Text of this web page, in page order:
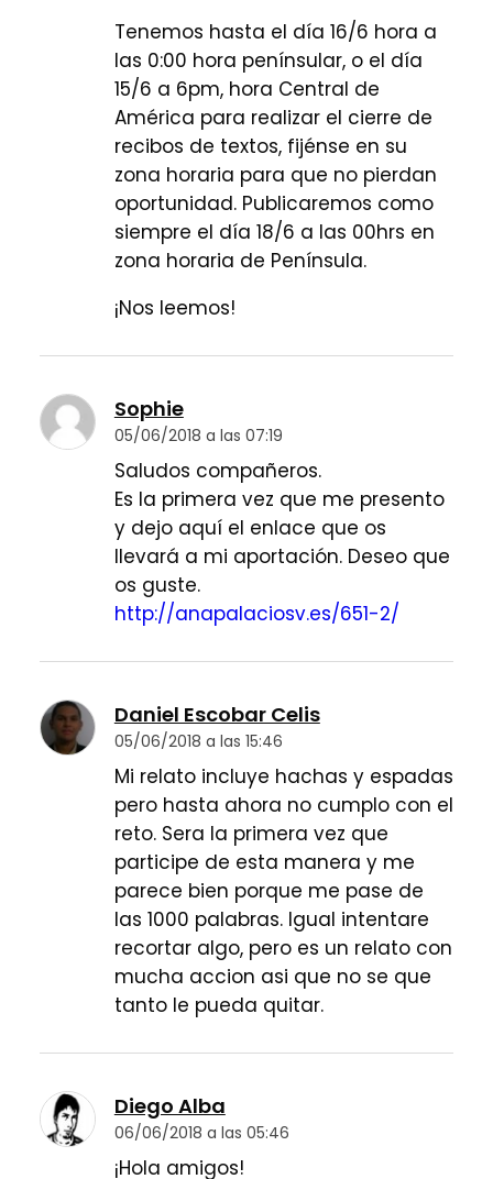
Tenemos hasta el día 16/6 hora a
las 0:00 hora penínsular, o el día
15/6 a 6pm, hora Central de
América para realizar el cierre de
recibos de textos, fijénse en su
zona horaria para que no pierdan
oportunidad. Publicaremos como
siempre el día 18/6 a las 00hrs en
zona horaria de Península.
¡Nos leemos!
Sophie
05/06/2018 a las 07:19
Saludos compañeros.
Es la primera vez que me presento
y dejo aquí el enlace que os
llevará a mi aportación. Deseo que
os guste.
http://anapalaciosv.es/651-2/
Daniel Escobar Celis
05/06/2018 a las 15:46
Mi relato incluye hachas y espadas
pero hasta ahora no cumplo con el
reto. Sera la primera vez que
participe de esta manera y me
parece bien porque me pase de
las 1000 palabras. Igual intentare
recortar algo, pero es un relato con
mucha accion asi que no se que
tanto le pueda quitar.
Diego Alba
06/06/2018 a las 05:46
¡Hola amigos!